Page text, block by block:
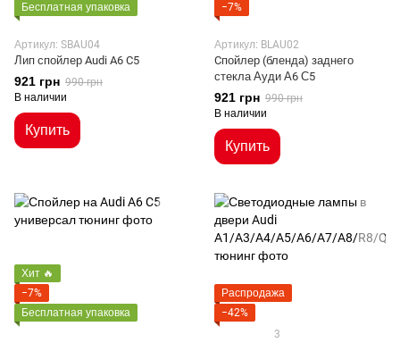
Бесплатная упаковка
Артикул: SBAU04
Лип спойлер Audi A6 C5
921 грн 990 грн
В наличии
Купить
−7%
Артикул: BLAU02
Cпойлер (бленда) заднего
стекла Ауди А6 С5
921 грн 990 грн
В наличии
Купить
Хит 🔥
−7%
Бесплатная упаковка
Распродажа
−42%
3